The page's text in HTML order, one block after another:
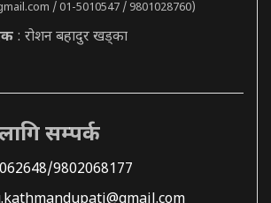
/ 01-5010547 / 9801028760)
: रोशन बहादुर खड्का
सम्पर्क
9802068177